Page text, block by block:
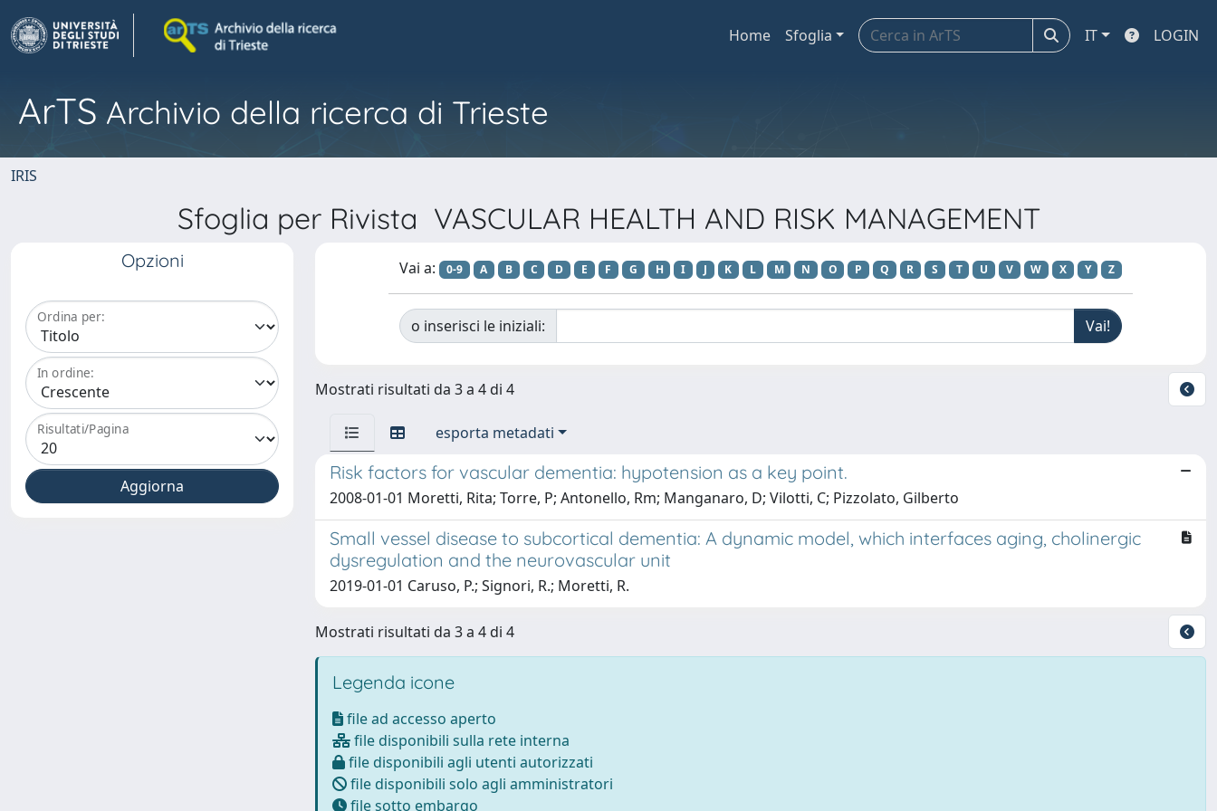
Home Sfoglia IT LOGIN
ArTS Archivio della ricerca di Trieste
IRIS
Sfoglia per Rivista VASCULAR HEALTH AND RISK MANAGEMENT
Opzioni
Ordina per:
In ordine:
Risultati/Pagina
Vai a: 0-9 A B C D E F G H I J K L M N O P Q R S T U V W X Y Z
o inserisci le iniziali:
Mostrati risultati da 3 a 4 di 4
esporta metadati
Risk factors for vascular dementia: hypotension as a key point.
2008-01-01 Moretti, Rita; Torre, P; Antonello, Rm; Manganaro, D; Vilotti, C; Pizzolato, Gilberto
Small vessel disease to subcortical dementia: A dynamic model, which interfaces aging, cholinergic
dysregulation and the neurovascular unit
2019-01-01 Caruso, P.; Signori, R.; Moretti, R.
Mostrati risultati da 3 a 4 di 4
Legenda icone
file ad accesso aperto
file disponibili sulla rete interna
file disponibili agli utenti autorizzati
file disponibili solo agli amministratori
file sotto embargo